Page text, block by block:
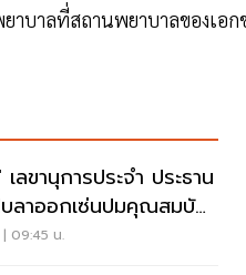
าบาลที่สถานพยาบาลของเอ
เลขานุการประจำ ประธาน
ลาออกเซ่นปมคุณสมบัติ
09:45 น.